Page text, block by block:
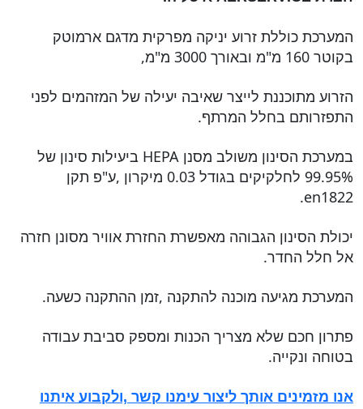
המערכת כוללת זרוע יניקה מפרקית מדגם ארמוטק
בקוטר 160 מ"מ ובאורך 3000 מ"מ,
הזרוע מתוכננת לייצר שאיבה יעילה של המזהמים לפני
התפזרותם בחלל המרתף.
במערכת הסינון משולב מסנן HEPA ביעילות סינון של
99.95% לחלקיקים בגודל 0.03 מיקרון ,ע"פ תקן
en1822.
יכולת הסינון הגבוהה מאפשרת החזרת אוויר מסונן חזרה
אל חלל החדר.
המערכת מגיעה מוכנה להתקנה ,זמן ההתקנה כשעה.
פתרון חכם שלא מצריך הכנות ומספק סביבת עבודה
בטוחה ונקייה.
אנו מזמינים אותך ליצור עימנו קשר ,ולקבוע איתנו